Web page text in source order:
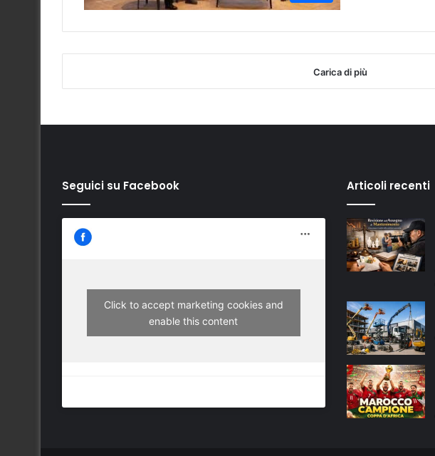
Carica di più
Seguici su Facebook
Click to accept marketing cookies and
enable this content
Articoli recenti